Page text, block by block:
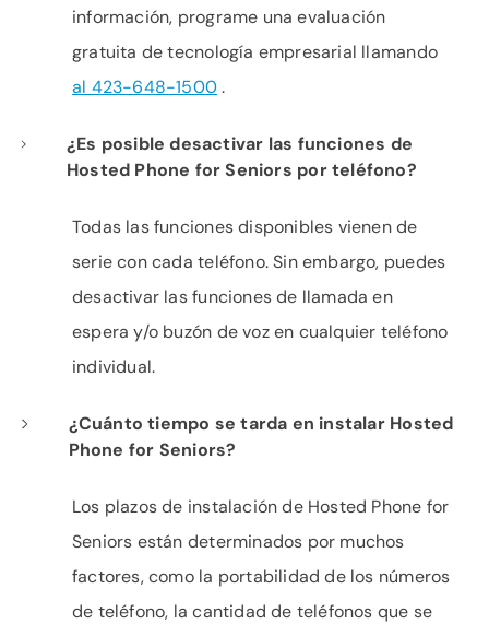
información, programe una evaluación
gratuita de tecnología empresarial llamando
al 423-648-1500.
¿Es posible desactivar las funciones de
Hosted Phone for Seniors por teléfono?
Todas las funciones disponibles vienen de
serie con cada teléfono. Sin embargo, puedes
desactivar las funciones de llamada en
espera y/o buzón de voz en cualquier teléfono
individual.
¿Cuánto tiempo se tarda en instalar Hosted
Phone for Seniors?
Los plazos de instalación de Hosted Phone for
Seniors están determinados por muchos
factores, como la portabilidad de los números
de teléfono, la cantidad de teléfonos que se